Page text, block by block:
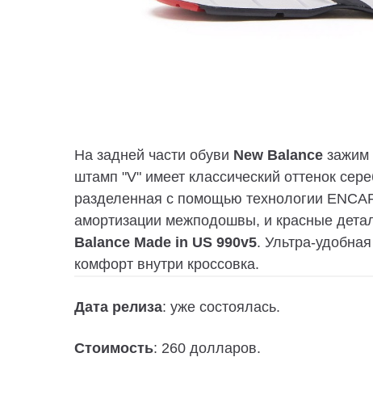
На задней части обуви New Balance зажим
штамп "V" имеет классический оттенок
разделенная с помощью технологии
амортизации межподошвы, и красные
Balance Made in US 990v5. Ультра-
комфорт внутри кроссовка.
Дата релиза: уже состоялась.
Стоимость: 260 долларов.